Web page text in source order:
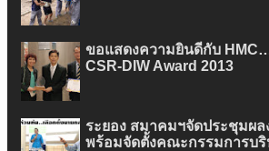
ขอแสดงความยินดีกับ
CSR-DIW Award 2013
ระยอง สมาคมฯจัดประชุมผ
พร้อมจัดตั้งคณะกรรมการบ